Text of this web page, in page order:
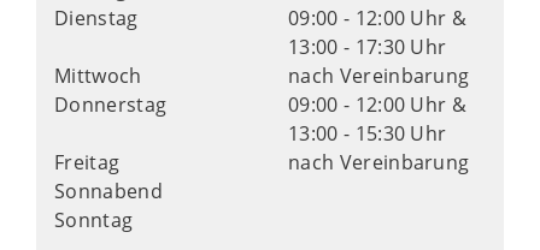
Dienstag
09:00 - 12:00 Uhr &
13:00 - 17:30 Uhr
Mittwoch
nach Vereinbarung
Donnerstag
09:00 - 12:00 Uhr &
13:00 - 15:30 Uhr
Freitag
nach Vereinbarung
Sonnabend
Sonntag